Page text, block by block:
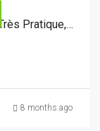
LGC-049 – Petit Appartement Meublé Très Pratique, Situé Au Centre-Ville Et D’accès Facile
8 months ago